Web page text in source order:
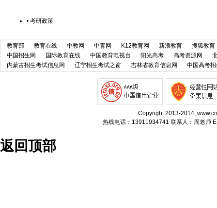
• 考研政策
教育部 教育在线 中教网 中青网 K12教育网 新浪教育
搜狐教育
中国招生网
国际教育在线 中国教育电视台 阳光高考 高考资源网
内蒙古招生考试信息网
辽宁招生考试之窗 吉林省教育信息网 中国高考
Copyright 2013-2014,
热线电话：13911934741 联系人：周老师
返回顶部